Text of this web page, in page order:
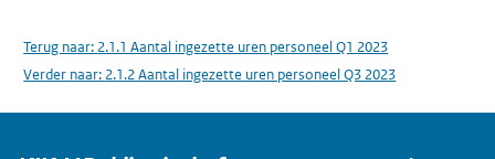
Terug naar: 2.1.1 Aantal ingezette uren personeel Q1 2023
Verder naar: 2.1.2 Aantal ingezette uren personeel Q3 2023